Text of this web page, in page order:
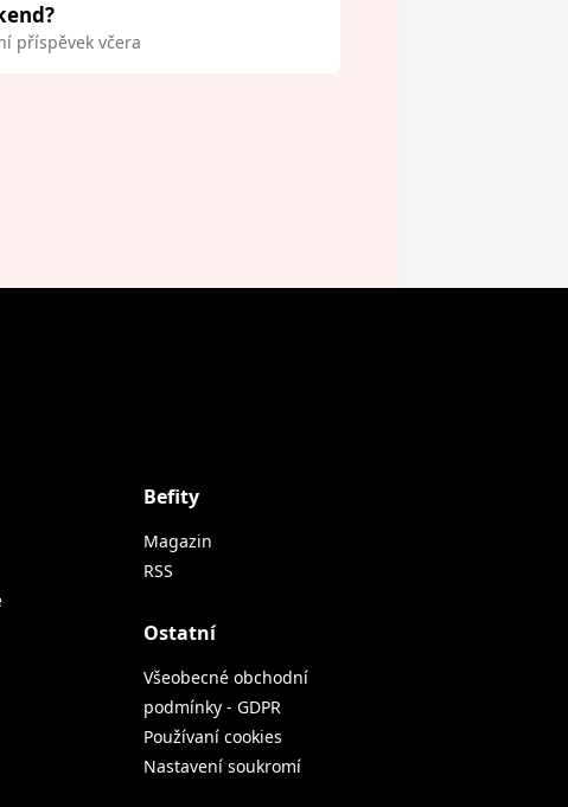
příspěvek včera
Befity
Magazin
RSS
Ostatní
Všeobecné obchodní
podmínky - GDPR
Používaní cookies
Nastavení soukromí